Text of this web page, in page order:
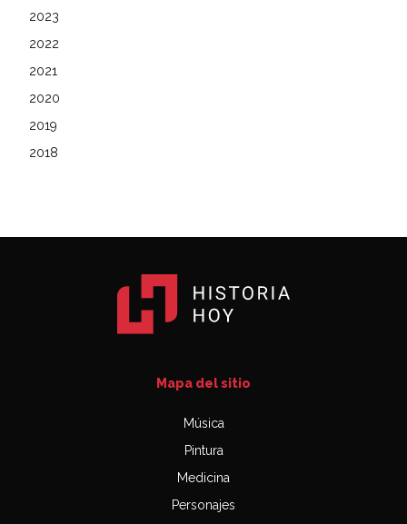
2023
2022
2021
2020
2019
2018
Mapa del sitio
Música
Pintura
Medicina
Personajes